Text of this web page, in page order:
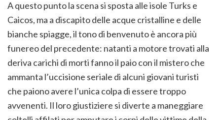
A questo punto la scena si sposta alle isole Turks e
Caicos, ma a discapito delle acque cristalline e delle
bianche spiagge, il tono di benvenuto è ancora più
funereo del precedente: natanti a motore trovati alla
deriva carichi di morti fanno il paio con il mistero che
ammanta l’uccisione seriale di alcuni giovani turisti
che paiono avere l’unica colpa di essere troppo
avvenenti. Il loro giustiziere si diverte a maneggiare